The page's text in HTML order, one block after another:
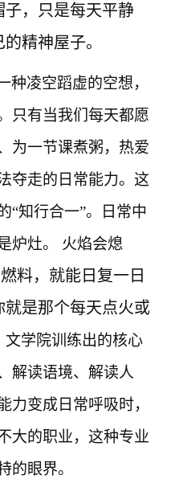
，只是每天平静
精神屋子。
种凌空蹈虚的空想，
只有当我们每天都愿
为一节课煮粥，热爱
夺走的日常能力。这
“知行合一”。日常中
炉灶。
火焰会熄
料，就能日复一日
是那个每天点火或
文学院训练出的核心
解读语境、解读人
力变成日常呼吸时，
大的职业，这种专业
的眼界。